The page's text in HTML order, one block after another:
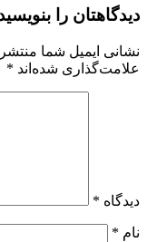
دیدگاهتان را
نشانی ایمیل شما
علامت‌گذاری شده‌اند *
دیدگاه *
نام *